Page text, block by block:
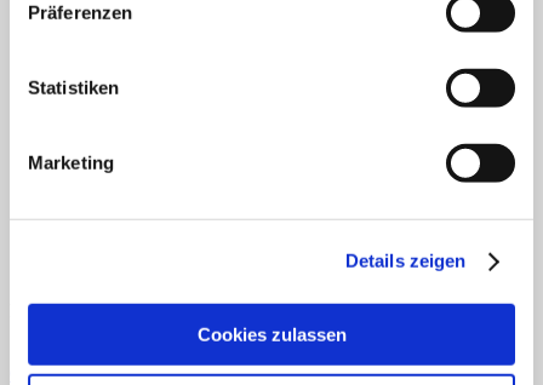
Präferenzen
Statistiken
Marketing
Details zeigen
Cookies zulassen
Sachunterricht
Mathematik
Fordern Sie unseren Flyer an
Gratismaterialien